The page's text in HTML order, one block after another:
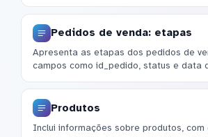
Pedidos de venda: etapas
Apresenta as etapas dos pedidos de
campos como id_pedido, status e data
Produtos
Inclui informações sobre produtos, com